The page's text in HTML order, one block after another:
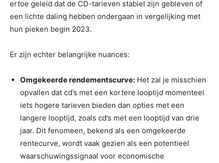
ertoe geleid dat de CD-tarieven stabiel zijn gebleven of
een lichte daling hebben ondergaan in vergelijking met
hun pieken begin 2023.
Er zijn echter belangrijke nuances:
Omgekeerde rendementscurve: Het zal je misschien
opvallen dat cd’s met een kortere looptijd momenteel
iets hogere tarieven bieden dan opties met een
langere looptijd, zoals cd’s met een looptijd van drie
jaar. Dit fenomeen, bekend als een omgekeerde
rentecurve, wordt vaak gezien als een potentieel
waarschuwingssignaal voor economische